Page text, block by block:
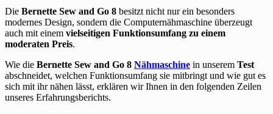
Die Bernette Sew and Go 8 besitzt nicht nur ein besonders
modernes Design, sondern die Computernähmaschine überzeugt
auch mit einem vielseitigen Funktionsumfang zu einem
moderaten Preis.
Wie die Bernette Sew and Go 8 Nähmaschine in unserem Test
abschneidet, welchen Funktionsumfang sie mitbringt und wie gut es
sich mit ihr nähen lässt, erklären wir Ihnen in den folgenden Zeilen
unseres Erfahrungsberichts.